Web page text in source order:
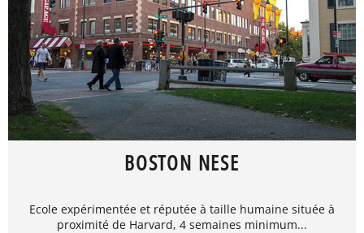
BOSTON NESE
Ecole expérimentée et réputée à taille humaine située à
proximité de Harvard, 4 semaines minimum...